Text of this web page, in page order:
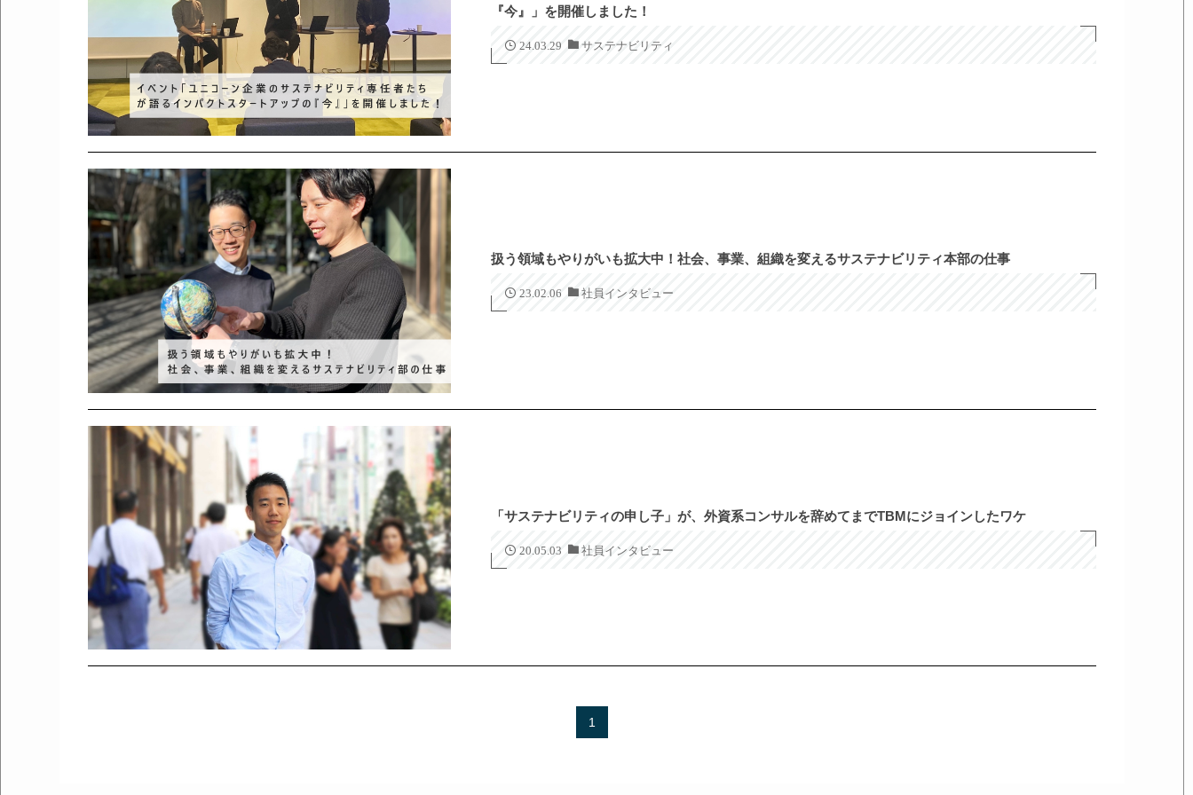
『今』」を開催しました！
24.03.29 サステナビリティ
扱う領域もやりがいも拡大中！社会、事業、組織を変えるサステナビリティ本部の仕事
23.02.06 社員インタビュー
「サステナビリティの申し子」が、外資系コンサルを辞めてまでTBMにジョインしたワケ
20.05.03 社員インタビュー
1